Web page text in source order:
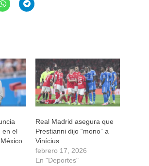
Haz
clic
una
ventana
nueva)
Haz
clic
una
ventana
nueva)
en el
Real Madrid asegura que
Prestianni dijo “mono” a
Vinícius
febrero 17, 2026
En "Deportes"